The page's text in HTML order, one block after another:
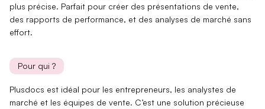
plus précise. Parfait pour créer des présentations de vente,
des rapports de performance, et des analyses de marché sans
effort.
Pour qui ?
Plusdocs est idéal pour les entrepreneurs, les analystes de
marché et les équipes de vente. C’est une solution précieuse